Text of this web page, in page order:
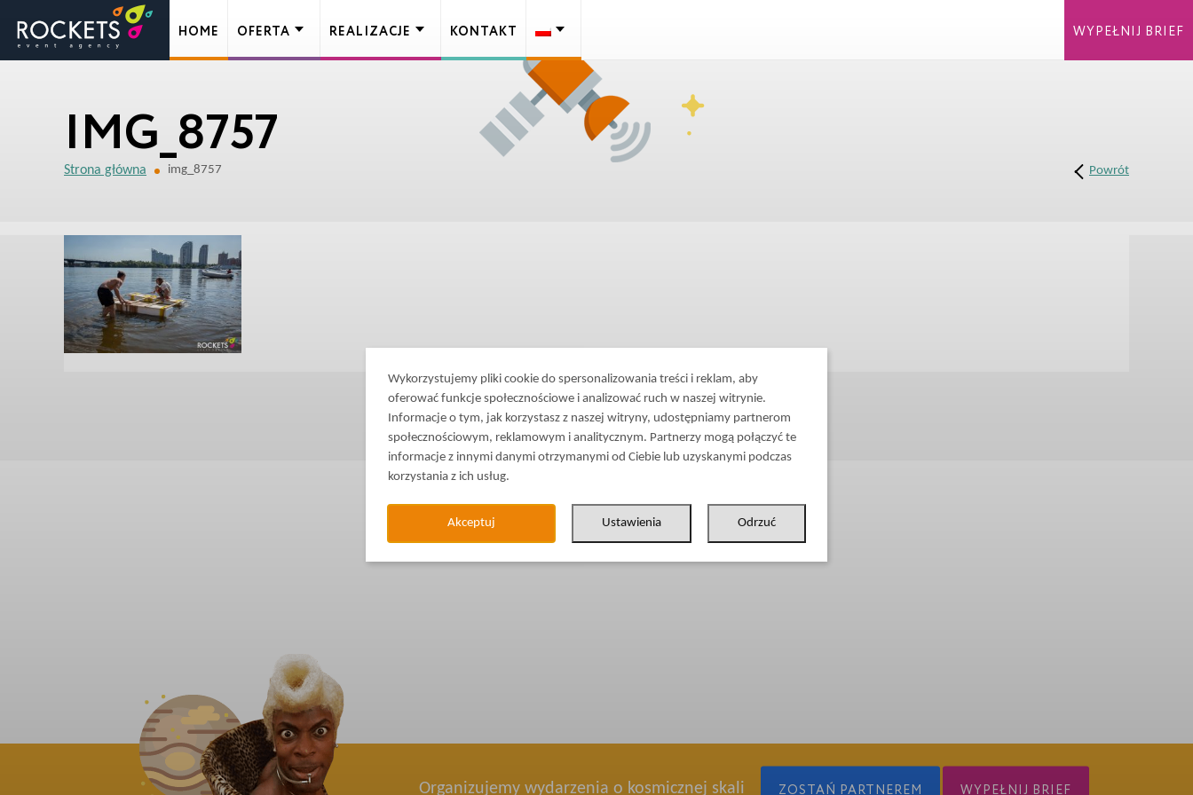
IMG_8757
Strona główna img_8757 Powrót
Organizujemy wydarzenia o kosmicznej skali ZOSTAŃ PARTNEREM WYPEŁNIJ BRIEF
HOME OFERTA REALIZACJE KONTAKT WYPEŁNIJ BRIEF
Wykorzystujemy pliki cookie do spersonalizowania treści i reklam, aby
oferować funkcje społecznościowe i analizować ruch w naszej witrynie.
Informacje o tym, jak korzystasz z naszej witryny, udostępniamy partnerom
społecznościowym, reklamowym i analitycznym. Partnerzy mogą połączyć te
informacje z innymi danymi otrzymanymi od Ciebie lub uzyskanymi podczas
korzystania z ich usług.
Akceptuj Ustawienia Odrzuć